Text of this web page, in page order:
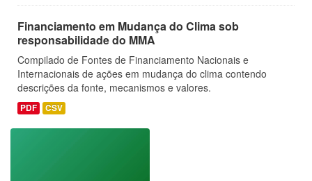
Financiamento em Mudança do Clima sob
responsabilidade do MMA
Compilado de Fontes de Financiamento Nacionais e
Internacionais de ações em mudança do clima contendo
descrições da fonte, mecanismos e valores.
PDF CSV